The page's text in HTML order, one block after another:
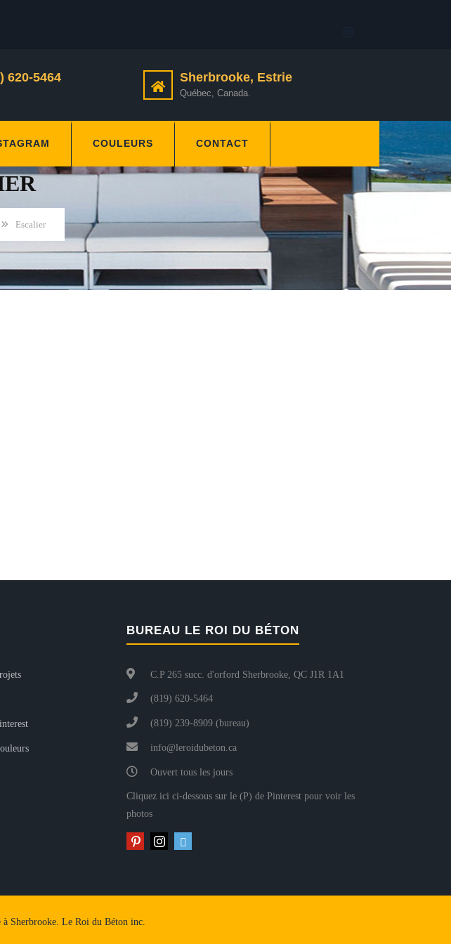
620-5464 Sherbrooke, Estrie
Québec, Canada.
COULEURS CONTACT
Escalier
BUREAU LE ROI DU BÉTON
C.P 265 succ. d'orford Sherbrooke, QC J1R 1A1
(819) 620-5464
(819) 239-8909 (bureau)
info@leroidubeton.ca
Ouvert tous les jours
Cliquez ici ci-dessous sur le (P) de Pinterest pour voir les
photos
Sherbrooke. Le Roi du Béton inc.